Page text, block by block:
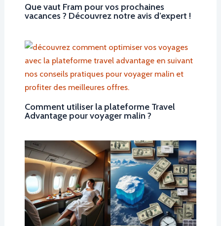
Que vaut Fram pour vos prochaines
vacances ? Découvrez notre avis d’expert !
Comment utiliser la plateforme Travel
Advantage pour voyager malin ?